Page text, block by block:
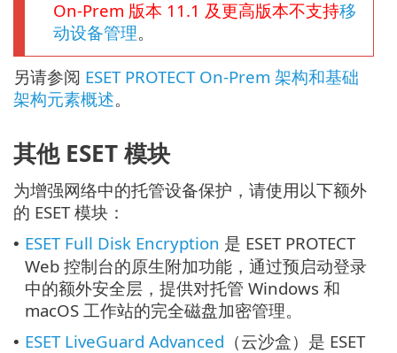
On-Prem 版本 11.1 及更高版本不支持移
动设备管理。
另请参阅 ESET PROTECT On-Prem 架构和基础
架构元素概述。
其他 ESET 模块
为增强网络中的托管设备保护，请使用以下额外
的 ESET 模块：
• ESET Full Disk Encryption 是 ESET PROTECT
Web 控制台的原生附加功能，通过预启动登录
中的额外安全层，提供对托管 Windows 和
macOS 工作站的完全磁盘加密管理。
• ESET LiveGuard Advanced （云沙盒）是 ESET